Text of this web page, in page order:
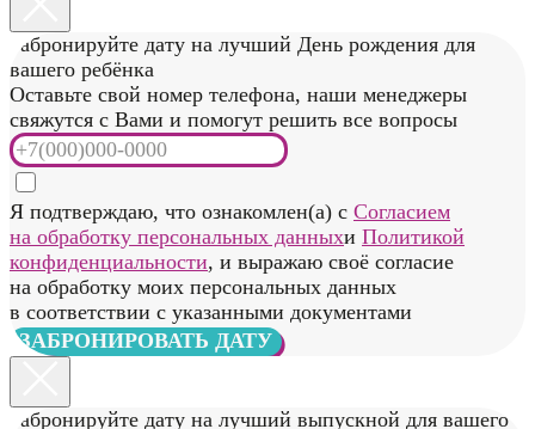
ЗАБРОНИРОВАТЬ ДАТУ
Забронируйте дату на лучший День рождения для
вашего ребёнка
Оставьте свой номер телефона, наши менеджеры
свяжутся с Вами и помогут решить все вопросы
Я подтверждаю, что ознакомлен(а) сСогласием
на обработку персональных данныхи Политикой
конфиденциальности, и выражаю своё согласие
на обработку моих персональных данных
в соответствии с указанными документами
ЗАБРОНИРОВАТЬ ДАТУ